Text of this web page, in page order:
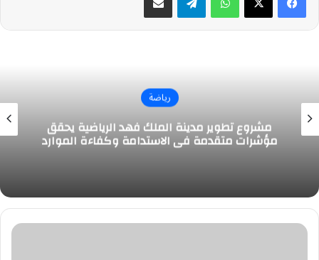
رياضة
مشروع تطوير مدينة الملك فهد الرياضية يحقق
مؤشرات متقدمة في الاستدامة وكفاءة الموارد
ثنائي